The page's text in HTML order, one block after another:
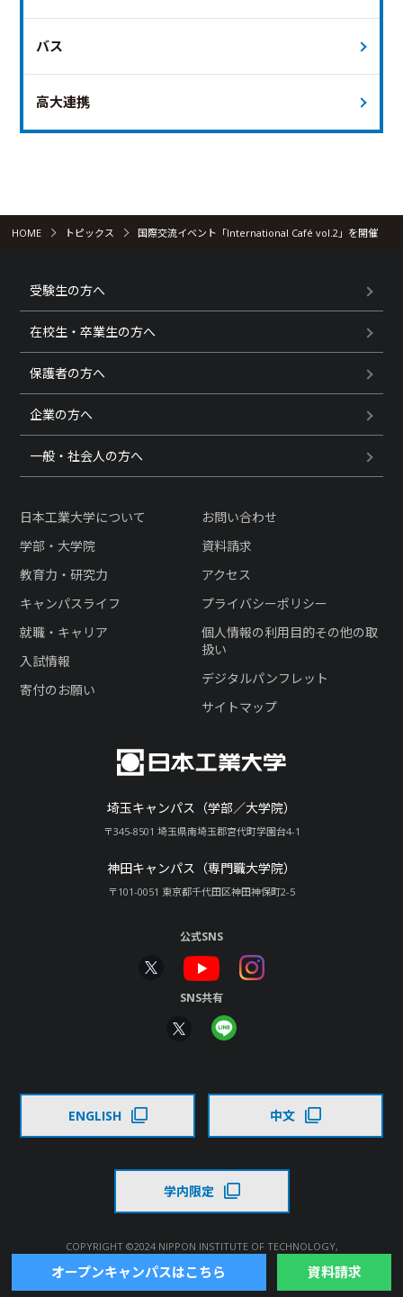
バス
高大連携
HOME トピックス 国際交流イベント「International Café vol.2」を開催
受験生の方へ
在校生・卒業生の方へ
保護者の方へ
企業の方へ
一般・社会人の方へ
埼玉キャンパス（学部／大学院）
〒345-8501 埼玉県南埼玉郡宮代町学園台4-1
神田キャンパス（専門職大学院）
〒101-0051 東京都千代田区神田神保町2-5
日本工業大学について
学部・大学院
教育力・研究力
キャンパスライフ
就職・キャリア
入試情報
寄付のお願い
お問い合わせ
資料請求
アクセス
プライバシーポリシー
個人情報の利用目的その他の取
扱い
デジタルパンフレット
サイトマップ
公式SNS
SNS共有
ENGLISH 中文
学内限定
COPYRIGHT ©2024 NIPPON INSTITUTE OF TECHNOLOGY,
オープンキャンパスはこちら 資料請求